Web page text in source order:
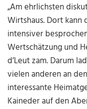
„Am ehrlichsten
Wirtshaus. Dort kann
intensiver
Wertschätzung und
d’Leut zam. Darum
vielen anderen an
interessante
Kaineder auf den